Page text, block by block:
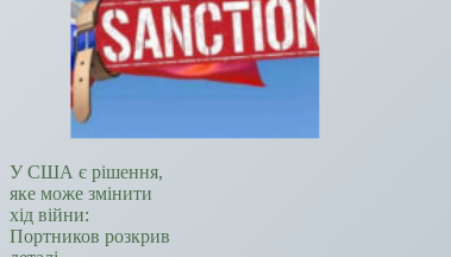
У США є рішення,
яке може змінити
хід війни:
Портников розкрив